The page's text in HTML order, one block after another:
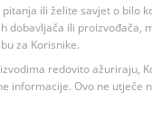
ili želite savjet o bilo
dobavljača ili proizvođača,
za Korisnike.
redovito ažuriraju,
informacije. Ovo ne utječe